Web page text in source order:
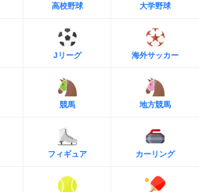
高校野球 大学野球
Jリーグ 海外サッカー
競馬 地方競馬
フィギュア カーリング